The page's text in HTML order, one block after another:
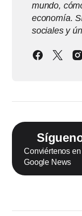
mundo,
economía.
sociales y
Conviértenos
Google News